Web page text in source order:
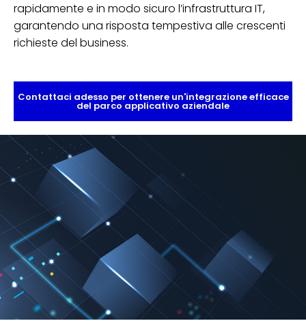
rapidamente e in modo sicuro l’infrastruttura IT,
garantendo una risposta tempestiva alle crescenti
richieste del business.
Contattaci adesso per ottenere un'integrazione efficace
del parco applicativo aziendale